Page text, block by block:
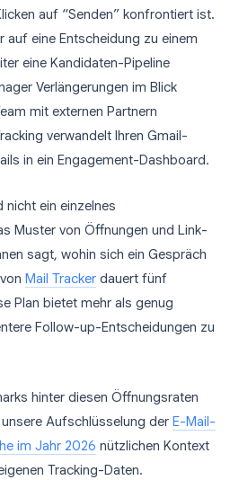
auf “Senden” konfrontiert ist.
auf eine Entscheidung zu einem
eine Kandidaten-Pipeline
Verlängerungen im Blick
mit externen Partnern
verwandelt Ihren Gmail-
in ein Engagement-Dashboard.
nicht ein einzelnes
Muster von Öffnungen und Link-
sagt, wohin sich ein Gespräch
Mail Tracker dauert fünf
Plan bietet mehr als genug
Follow-up-Entscheidungen zu
hinter diesen Öffnungsraten
Aufschlüsselung der E-Mail-
im Jahr 2026 nützlichen Kontext
Tracking-Daten.